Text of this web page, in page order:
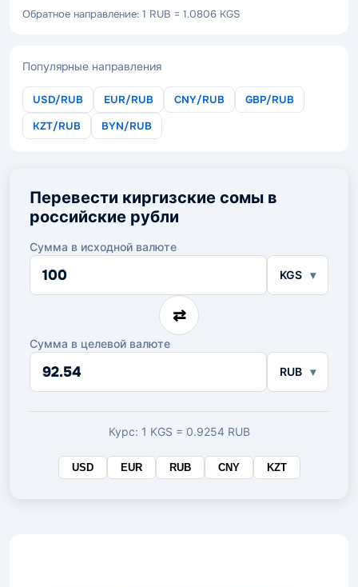
Обратное направление: 1 RUB = 1.0806 KGS
Популярные направления
USD/RUB EUR/RUB CNY/RUB
GBP/RUB
KZT/RUB
BYN/RUB
Перевести киргизские сомы в
российские рубли
Сумма в исходной валюте
Сумма
исходной
KGS
⇄
Сумма в целевой валюте
Сумма
целевой
валюте
RUB
Курс: 1 KGS = 0.9254 RUB
USD EUR RUB CNY KZT